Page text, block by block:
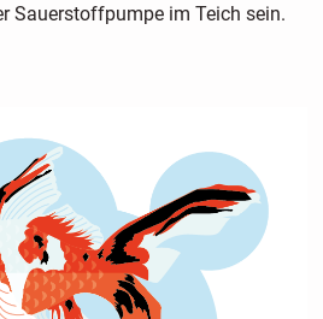
Sauerstoffpumpe im Teich sein.